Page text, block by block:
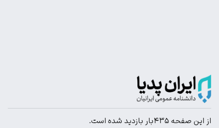
از این صفحه ۴۳۵بار بازدید شده است.